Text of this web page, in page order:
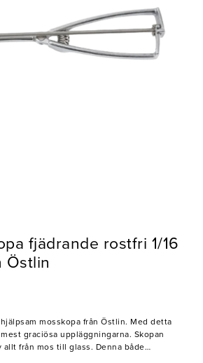
fjädrande rostfri 1/16
Östlin
mosskopa från Östlin. Med detta
graciösa uppläggningarna. Skopan
från mos till glass. Denna både